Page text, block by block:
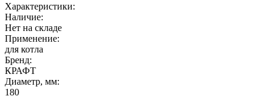
Характеристики:
Наличие:
Нет на складе
Применение:
для котла
Бренд:
КРАФТ
Диаметр, мм:
180